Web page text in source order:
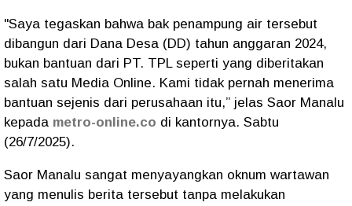
"Saya tegaskan bahwa bak penampung air tersebut
dibangun dari Dana Desa (DD) tahun anggaran 2024,
bukan bantuan dari PT. TPL seperti yang diberitakan
salah satu Media Online. Kami tidak pernah menerima
bantuan sejenis dari perusahaan itu,” jelas Saor Manalu
kepada metro-online.co di kantornya. Sabtu
(26/7/2025).
Saor Manalu sangat menyayangkan oknum wartawan
yang menulis berita tersebut tanpa melakukan